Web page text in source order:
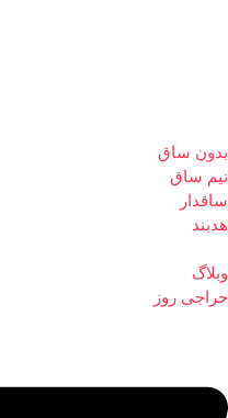
بدون ساق
نیم ساق
ساقدار
هدبند
وبلاگ
حراجی روز